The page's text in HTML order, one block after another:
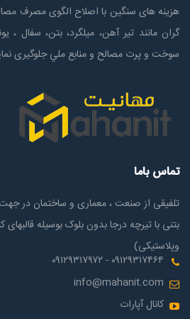
هزینه های سنگین با اصلاح الگوی مصرف
گران مانند تیر آهن، میلگرد، بتن، سفال ،
سوخت و پرت مصالح و منابع ملي جلوگیری
تماس باما
تلفیقی از صنعت ، معماری و ساختمان در
بتنی با تیرچه درجا بدون بلوک بوسیله قالبهای
وپلاستیکی)
۰۹۱۲۹۳۱۷۴۶۴ - ۰۹۱۲۹۳۱۷۹۷۲
info@mahanit.com
کانال آپارات